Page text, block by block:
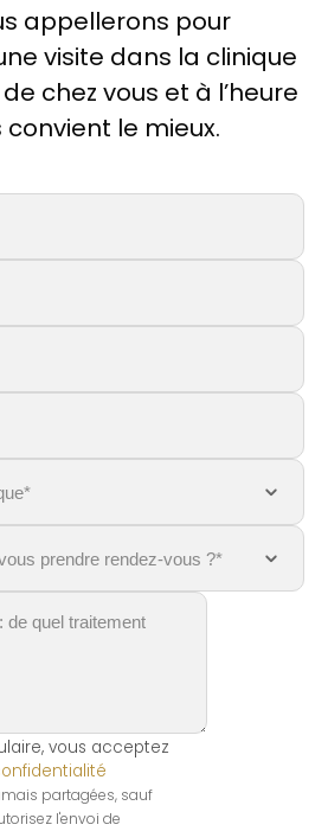
appellerons pour
visite dans la clinique
chez vous et à l’heure
convient le mieux.
vous acceptez
partagées, sauf
l'envoi de